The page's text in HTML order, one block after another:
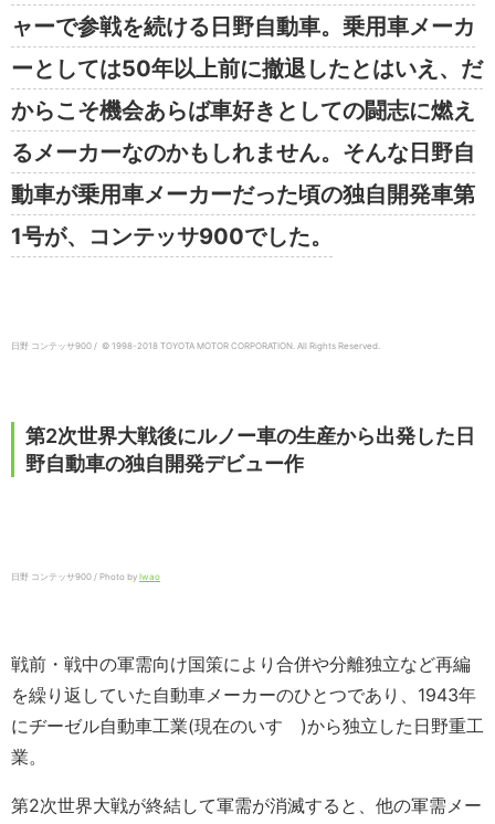
ャーで参戦を続ける日野自動車。乗用車メーカ
ーとしては50年以上前に撤退したとはいえ、だ
からこそ機会あらば車好きとしての闘志に燃え
るメーカーなのかもしれません。そんな日野自
動車が乗用車メーカーだった頃の独自開発車第
1号が、コンテッサ900でした。
日野 コンテッサ900 / © 1998-2018 TOYOTA MOTOR CORPORATION. All Rights Reserved.
第2次世界大戦後にルノー車の生産から出発した日
野自動車の独自開発デビュー作
日野 コンテッサ900 / Photo by Iwao
戦前・戦中の軍需向け国策により合併や分離独立など再編
を繰り返していた自動車メーカーのひとつであり、1943年
にヂーゼル自動車工業(現在のいすゞ)から独立した日野重工
業。
第2次世界大戦が終結して軍需が消滅すると、他の軍需メー